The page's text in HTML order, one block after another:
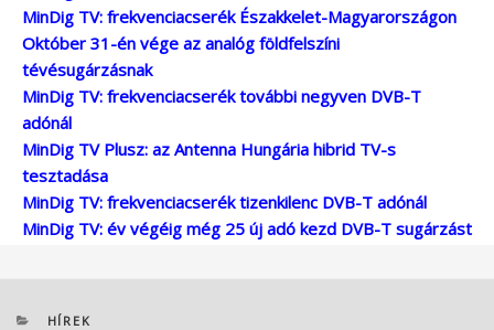
MinDig TV: frekvenciacserék Északkelet-Magyarországon
Október 31-én vége az analóg földfelszíni
tévésugárzásnak
MinDig TV: frekvenciacserék további negyven DVB-T
adónál
MinDig TV Plusz: az Antenna Hungária hibrid TV-s
tesztadása
MinDig TV: frekvenciacserék tizenkilenc DVB-T adónál
MinDig TV: év végéig még 25 új adó kezd DVB-T sugárzást
KATEGÓRIÁK
HÍREK